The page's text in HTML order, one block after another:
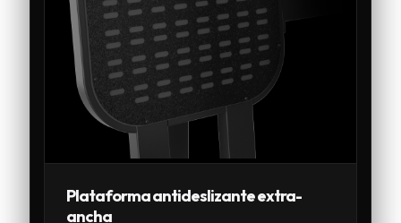
Plataforma antideslizante extra-
ancha